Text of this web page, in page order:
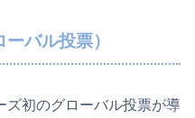
バル投票）
ズ初のグローバル投票が導